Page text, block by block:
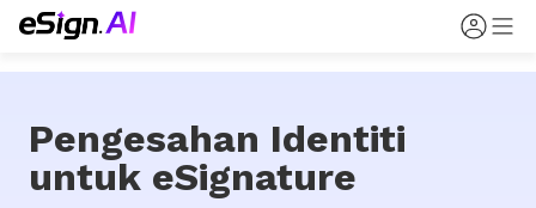
Pengesahan Identiti
untuk eSignature